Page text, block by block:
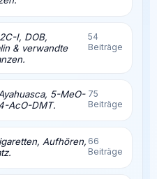
I, DOB,
& verwandte
54
Beiträge
5-MeO-
AcO-DMT.
75
Beiträge
Aufhören, 66
Beiträge